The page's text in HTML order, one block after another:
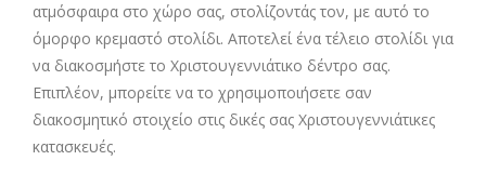
ατμόσφαιρα στο χώρο σας, στολίζοντάς τον, με αυτό το
όμορφο κρεμαστό στολίδι. Αποτελεί ένα τέλειο στολίδι για
να διακοσμήστε το Χριστουγεννιάτικο δέντρο σας.
Επιπλέον, μπορείτε να το χρησιμοποιήσετε σαν
διακοσμητικό στοιχείο στις δικές σας Χριστουγεννιάτικες
κατασκευές.